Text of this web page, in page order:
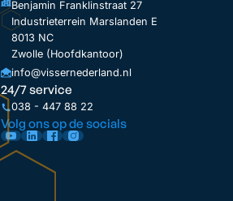
Benjamin Franklinstraat 27
Industrieterrein Marslanden E
8013 NC
Zwolle (Hoofdkantoor)
info@vissernederland.nl
24/7 service
038 - 447 88 22
Volg ons op de socials